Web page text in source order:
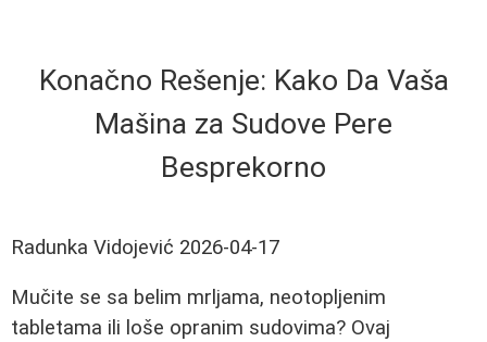
Konačno Rešenje: Kako Da Vaša
Mašina za Sudove Pere
Besprekorno
Radunka Vidojević 2026-04-17
Mučite se sa belim mrljama, neotopljenim
tabletama ili loše opranim sudovima? Ovaj